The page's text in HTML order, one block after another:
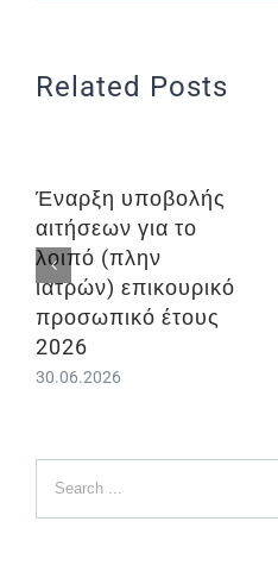
Related Posts
Έναρξη υποβολής
αιτήσεων για το
λοιπό (πλην
ιατρών) επικουρικό
προσωπικό έτους
2026
30.06.2026